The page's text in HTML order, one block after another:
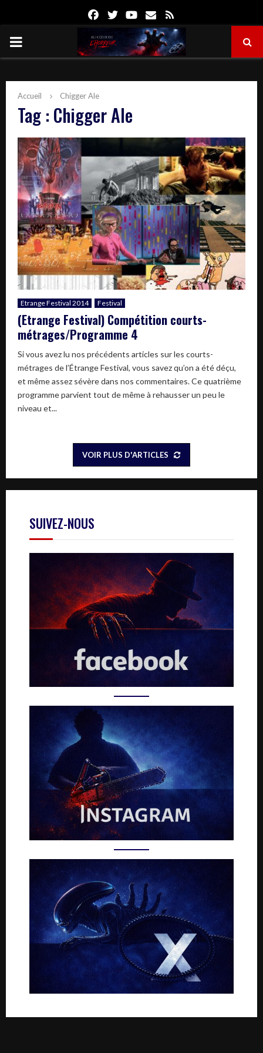
FacebookTwitterYoutube
Email
PRIMARY
Accueil Chigger Ale
Tag : Chigger Ale
Etrange Festival 2014 Festival
(Etrange Festival) Compétition courts-
métrages/Programme 4
Si vous avez lu nos précédents articles sur les courts-
métrages de l’Étrange Festival, vous savez qu’on a été déçu,
et même assez sévère dans nos commentaires. Ce quatrième
programme parvient tout de même à rehausser un peu le
niveau et...
VOIR PLUS D'ARTICLES
SUIVEZ-NOUS